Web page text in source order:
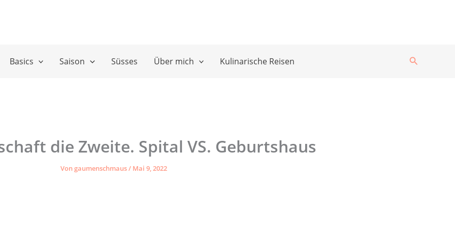
Basics Saison Süsses Über mich Kulinarische Reisen Suchen
die Zweite. Spital VS. Geburtshaus
Vongaumenschmaus/ Mai 9, 2022